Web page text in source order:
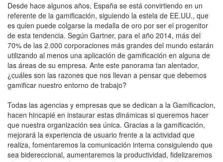
Desde hace algunos años, España se está convirtiendo en un
referente de la gamificación, siguiendo la estela de EE.UU., que
es quien puede colgarse la medalla de oro por ser el progenitor
de esta tendencia. Según Gartner, para el año 2014, más del
70% de las 2.000 corporaciones más grandes del mundo estarán
utilizando al menos una aplicación de gamificación en alguna de
las áreas de su empresa. Ante este panorama tan alentador,
¿cuáles son las razones que nos llevan a pensar que debemos
gamificar nuestro entorno de trabajo?
Todas las agencias y empresas que se dedican a la Gamificacion,
hacen hincapié en instaurar estas dinámicas si queremos hacer
que nuestra organización sea única. Gracias a la gamificación,
mejorará la experiencia de usuario frente a la actividad que
realiza, fomentaremos la comunicación interna consiguiendo que
sea bidereccional, aumentaremos la productividad, fidelizaremos